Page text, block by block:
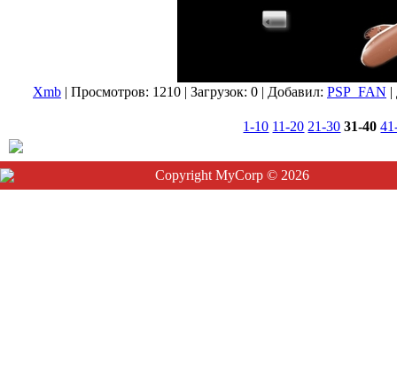
Xmb | Просмотров: 1210 | Загрузок: 0 | Добавил: PSP_FAN |
1-10 11-20 21-30 31-40
Copyright MyCorp © 2026